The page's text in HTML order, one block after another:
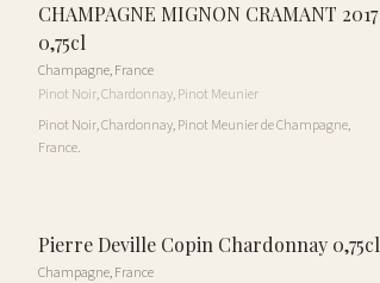
CHAMPAGNE MIGNON CRAMANT 2017
0,75cl
Champagne,France
Pinot Noir, Chardonnay, Pinot Meunier
Pinot Noir, Chardonnay, Pinot Meunier de Champagne,
France.
Pierre Deville Copin Chardonnay 0,75cl
Champagne,France